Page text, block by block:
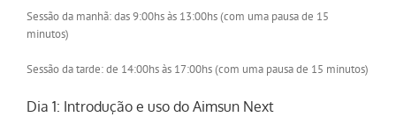
Sessão da manhã: das 9:00hs às 13:00hs (com uma pausa de 15
minutos)
Sessão da tarde: de 14:00hs às 17:00hs (com uma pausa de 15 minutos)
Dia 1: Introdução e uso do Aimsun Next